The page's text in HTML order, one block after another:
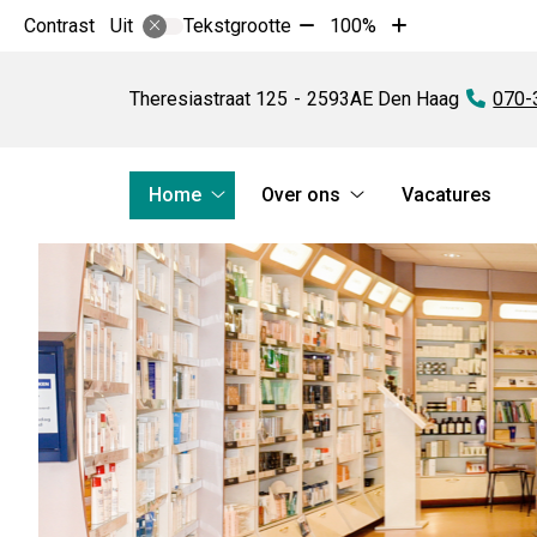
Contrast Uit Tekstgrootte Tekst
10%
100%
Tekst
10%
Theresiastraat 125 2593AE Den Haag Tel:
070-
Hoofdmenu
Home
Home
submenu
Over ons
ons
submenu
Vacatures